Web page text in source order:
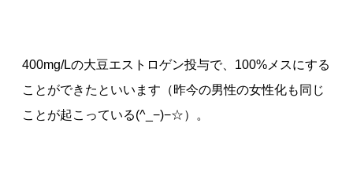
400mg/Lの大豆エストロゲン投与で、100%メスにする
ことができたといいます（昨今の男性の女性化も同じ
ことが起こっている(^_−)−☆）。